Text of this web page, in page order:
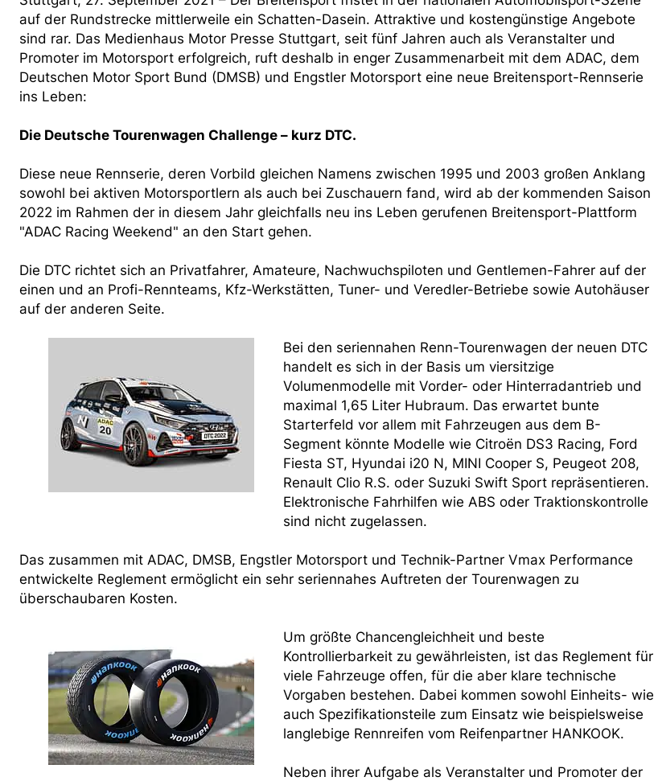
auf der Rundstrecke mittlerweile ein Schatten-Dasein. Attraktive und kostengünstige Angebote
sind rar. Das Medienhaus Motor Presse Stuttgart, seit fünf Jahren auch als Veranstalter und
Promoter im Motorsport erfolgreich, ruft deshalb in enger Zusammenarbeit mit dem ADAC, dem
Deutschen Motor Sport Bund (DMSB) und Engstler Motorsport eine neue Breitensport-Rennserie
ins Leben:
Die Deutsche Tourenwagen Challenge – kurz DTC.
Diese neue Rennserie, deren Vorbild gleichen Namens zwischen 1995 und 2003 großen Anklang
sowohl bei aktiven Motorsportlern als auch bei Zuschauern fand, wird ab der kommenden Saison
2022 im Rahmen der in diesem Jahr gleichfalls neu ins Leben gerufenen Breitensport-Plattform
"ADAC Racing Weekend" an den Start gehen.
Die DTC richtet sich an Privatfahrer, Amateure, Nachwuchspiloten und Gentlemen-Fahrer auf der
einen und an Profi-Rennteams, Kfz-Werkstätten, Tuner- und Veredler-Betriebe sowie Autohäuser
auf der anderen Seite.
Bei den seriennahen Renn-Tourenwagen der neuen DTC
handelt es sich in der Basis um viersitzige
Volumenmodelle mit Vorder- oder Hinterradantrieb und
maximal 1,65 Liter Hubraum. Das erwartet bunte
Starterfeld vor allem mit Fahrzeugen aus dem B-
Segment könnte Modelle wie Citroën DS3 Racing, Ford
Fiesta ST, Hyundai i20 N, MINI Cooper S, Peugeot 208,
Renault Clio R.S. oder Suzuki Swift Sport repräsentieren.
Elektronische Fahrhilfen wie ABS oder Traktionskontrolle
sind nicht zugelassen.
Das zusammen mit ADAC, DMSB, Engstler Motorsport und Technik-Partner Vmax Performance
entwickelte Reglement ermöglicht ein sehr seriennahes Auftreten der Tourenwagen zu
überschaubaren Kosten.
Um größte Chancengleichheit und beste
Kontrollierbarkeit zu gewährleisten, ist das Reglement für
viele Fahrzeuge offen, für die aber klare technische
Vorgaben bestehen. Dabei kommen sowohl Einheits- wie
auch Spezifikationsteile zum Einsatz wie beispielsweise
langlebige Rennreifen vom Reifenpartner HANKOOK.
Neben ihrer Aufgabe als Veranstalter und Promoter der